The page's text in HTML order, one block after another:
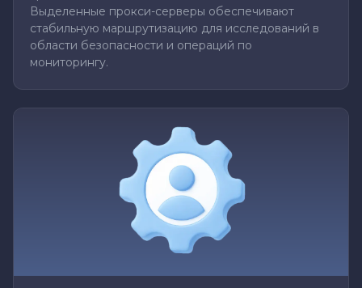
Выделенные прокси-серверы обеспечивают
стабильную маршрутизацию для исследований в
области безопасности и операций по
мониторингу.